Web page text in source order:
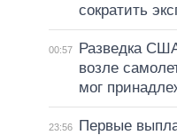
сократить
00:57
Разведка
возле
мог
23:56
Первые